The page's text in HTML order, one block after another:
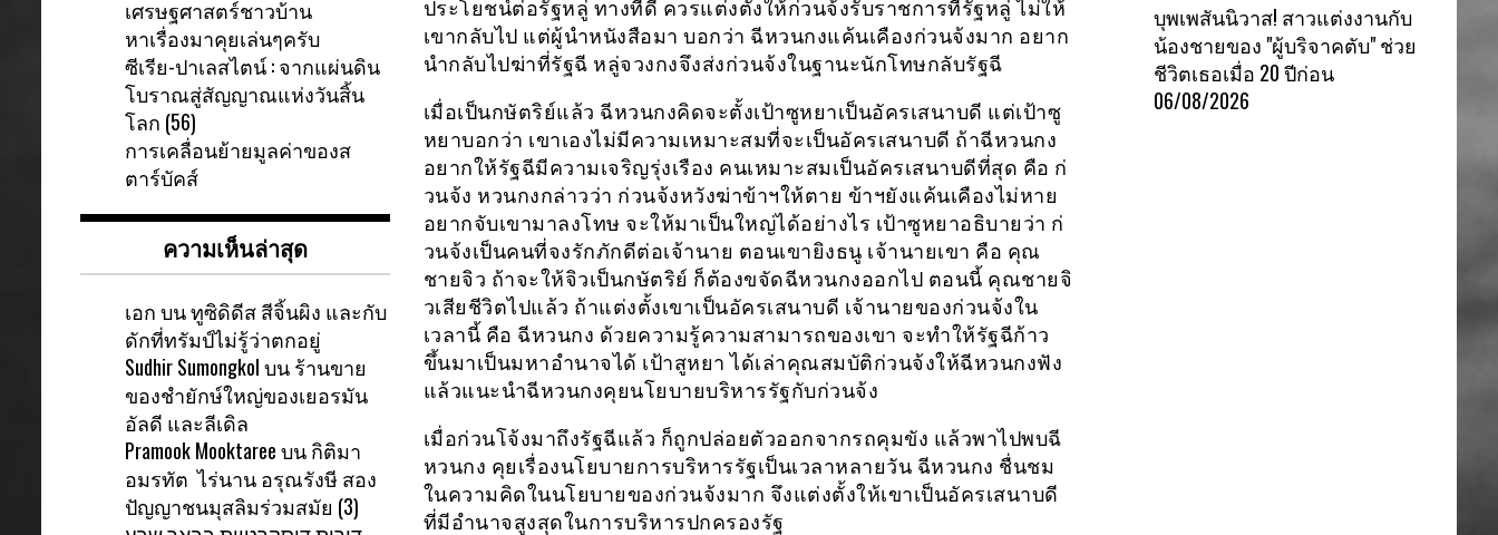
ประโยชน์ต่อรัฐหลู่ ทางที่ดี ควรแต่งตั้งให้ก่วนจ้งรับราชการที่รัฐหลู่ ไม่ให้
เขากลับไป แต่ผู้นำหนังสือมา บอกว่า ฉีหวนกงแค้นเคืองก่วนจ้งมาก อยาก
นำกลับไปฆ่าที่รัฐฉี หลู่จวงกงจึงส่งก่วนจ้งในฐานะนักโทษกลับรัฐฉี
เมื่อเป็นกษัตริย์แล้ว ฉีหวนกงคิดจะตั้งเป้าซูหยาเป็นอัครเสนาบดี แต่เป้าซู
หยาบอกว่า เขาเองไม่มีความเหมาะสมที่จะเป็นอัครเสนาบดี ถ้าฉีหวนกง
อยากให้รัฐฉีมีความเจริญรุ่งเรือง คนเหมาะสมเป็นอัครเสนาบดีที่สุด คือ ก่
วนจ้ง หวนกงกล่าวว่า ก่วนจ้งหวังฆ่าข้าฯให้ตาย ข้าฯยังแค้นเคืองไม่หาย
อยากจับเขามาลงโทษ จะให้มาเป็นใหญ่ได้อย่างไร เป้าซูหยาอธิบายว่า ก่
วนจ้งเป็นคนที่จงรักภักดีต่อเจ้านาย ตอนเขายิงธนู เจ้านายเขา คือ คุณ
ชายจิว ถ้าจะให้จิวเป็นกษัตริย์ ก็ต้องขจัดฉีหวนกงออกไป ตอนนี้ คุณชายจิ
วเสียชีวิตไปแล้ว ถ้าแต่งตั้งเขาเป็นอัครเสนาบดี เจ้านายของก่วนจ้งใน
เวลานี้ คือ ฉีหวนกง ด้วยความรู้ความสามารถของเขา จะทำให้รัฐฉีก้าว
ขึ้นมาเป็นมหาอำนาจได้ เป้าสูหยา ได้เล่าคุณสมบัติก่วนจ้งให้ฉีหวนกงฟัง
แล้วแนะนำฉีหวนกงคุยนโยบายบริหารรัฐกับก่วนจ้ง
เมื่อก่วนโจ้งมาถึงรัฐฉีแล้ว ก็ถูกปล่อยตัวออกจากรถคุมขัง แล้วพาไปพบฉี
หวนกง คุยเรื่องนโยบายการบริหารรัฐเป็นเวลาหลายวัน ฉีหวนกง ชื่นชม
ในความคิดในนโยบายของก่วนจ้งมาก จึงแต่งตั้งให้เขาเป็นอัครเสนาบดี
ที่มีอำนาจสูงสุดในการบริหารปกครองรัฐ
เศรษฐศาสตร์ชาวบ้าน
หาเรื่องมาคุยเล่นๆครับ
ซีเรีย-ปาเลสไตน์ : จากแผ่นดิน
โบราณสู่สัญญาณแห่งวันสิ้น
โลก (56)
การเคลื่อนย้ายมูลค่าของส
ตาร์บัคส์
ความเห็นล่าสุด
เอกบนทูซิดิดีส สีจิ้นผิง และกับ
ดักที่ทรัมป์ไม่รู้ว่าตกอยู่
Sudhir Sumongkolบนร้านขาย
ของชำยักษ์ใหญ่ของเยอรมัน
อัลดี และลีเดิล
Pramook Mooktareeบนกิติมา
อมรทัต ไร่นาน อรุณรังษี สอง
ปัญญาชนมุสลิมร่วมสมัย (3)
บุพเพสันนิวาส! สาวแต่งงานกับ
น้องชายของ "ผู้บริจาคตับ" ช่วย
ชีวิตเธอเมื่อ 20 ปีก่อน
06/08/2026